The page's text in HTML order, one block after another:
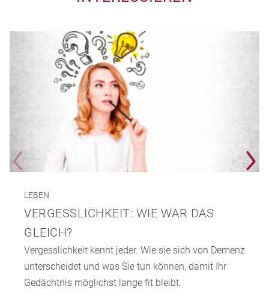
LEBEN
VERGESSLICHKEIT: WIE WAR DAS
GLEICH?
Vergesslichkeit kennt jeder. Wie sie sich von Demenz
unterscheidet und was Sie tun können, damit Ihr
Gedächtnis möglichst lange fit bleibt.